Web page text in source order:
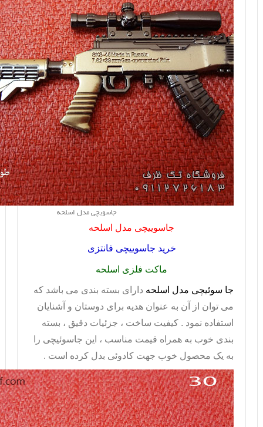
جاسویچی مدل اسلحه
جاسوییچی مدل اسلحه
خرید جاسوییچی فانتزی
ماکت فلزی اسلحه
جا سوئیچی مدل اسلحه دارای بسته بندی می باشد که
می توان از آن به عنوان هدیه برای دوستان و آشنایان
استفاده نمود . کیفیت ساخت ، جزئیات دقیق ، بسته
بندی خوب به همراه قیمت مناسب ، این جاسوئیچی را
به یک محصول خوب جهت کادوئی بدل کرده است .